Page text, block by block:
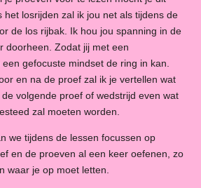
het losrijden zal ik jou net als tijdens de
de los rijbak. Ik hou jou spanning in de
doorheen. Zodat jij met een
gefocuste mindset de ring in kan.
en na de proef zal ik je vertellen wat
volgende proef of wedstrijd even wat
zal moeten worden.
we tijdens de lessen focussen op
en de proeven al een keer oefenen, zo
waar je op moet letten.